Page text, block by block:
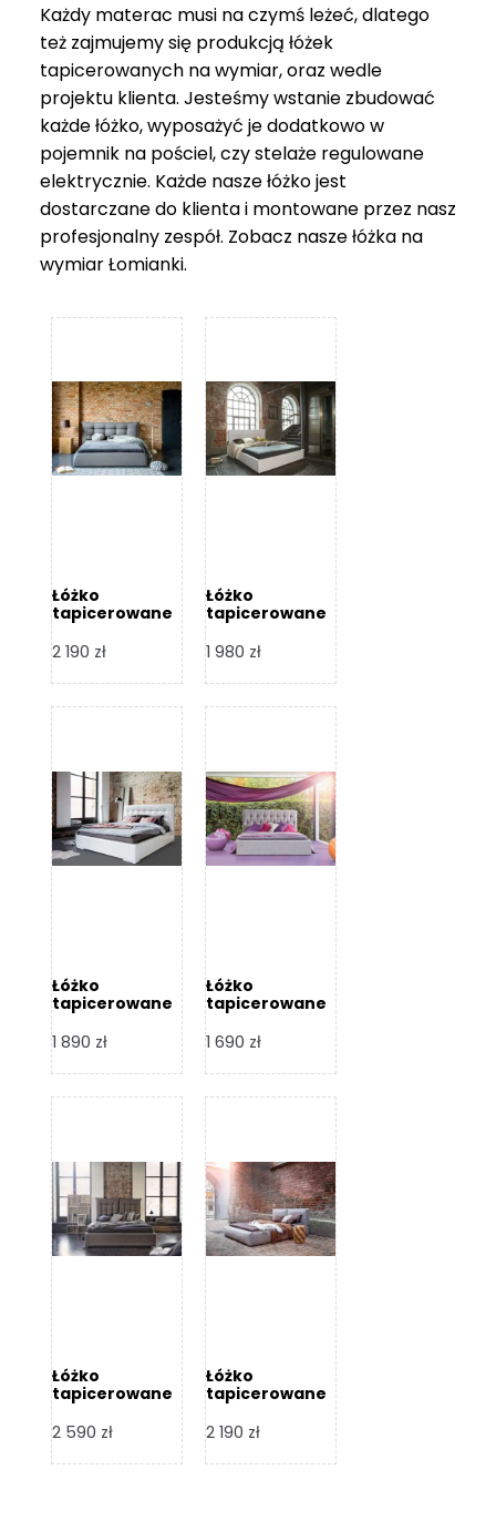
Każdy materac musi na czymś leżeć, dlatego
też zajmujemy się produkcją łóżek
tapicerowanych na wymiar, oraz wedle
projektu klienta. Jesteśmy wstanie zbudować
każde łóżko, wyposażyć je dodatkowo w
pojemnik na pościel, czy stelaże regulowane
elektrycznie. Każde nasze łóżko jest
dostarczane do klienta i montowane przez nasz
profesjonalny zespół. Zobacz naszełóżka na
wymiar Łomianki.
Łóżko
tapicerowane
Design
2 190 zł
Łóżko
tapicerowane
Design
1 980 zł
Łóżko
tapicerowane
Design
1 890 zł
Łóżko
tapicerowane
Design
1 690 zł
Łóżko
tapicerowane
Design
2 590 zł
Łóżko
tapicerowane
Design
2 190 zł